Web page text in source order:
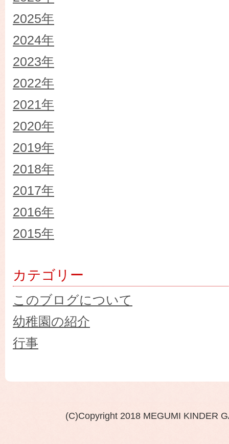
2025年
2024年
2023年
2022年
2021年
2020年
2019年
2018年
2017年
2016年
2015年
カテゴリー
このブログについて
幼稚園の紹介
行事
(C)Copyright 2018 MEGUMI KINDER